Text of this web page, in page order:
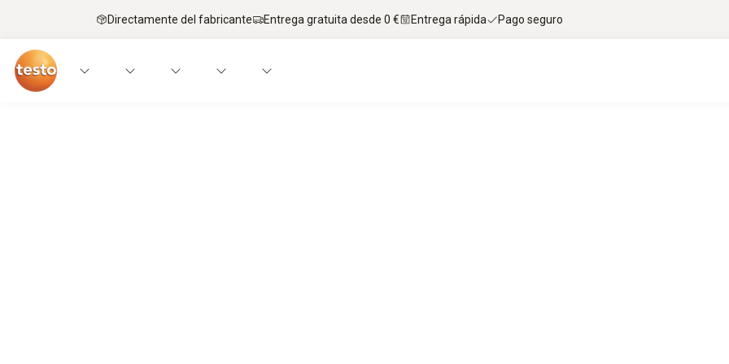
Directamente del fabricante Entrega gratuita desde 0 € Entrega rápida Pago seguro